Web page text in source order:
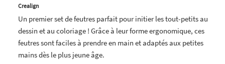
Crealign
Un premier set de feutres parfait pour initier les tout-petits au
dessin et au coloriage ! Grâce à leur forme ergonomique, ces
feutres sont faciles à prendre en main et adaptés aux petites
mains dès le plus jeune âge.